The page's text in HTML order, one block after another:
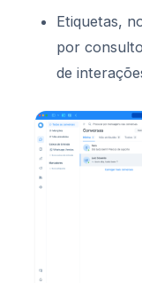
Etiquetas,
por
de